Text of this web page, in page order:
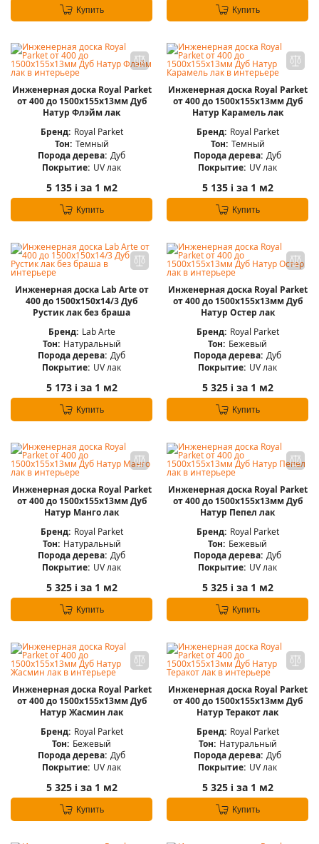
Купить Купить
Инженерная доска Royal Parket
от 400 до 1500х155х13мм Дуб
Натур Флэйм лак
Бренд: Royal Parket
Тон: Темный
Порода дерева: Дуб
Покрытие: UV лак
5 135 iза 1 м2
Купить
Инженерная доска Royal Parket
от 400 до 1500х155х13мм Дуб
Натур Карамель лак
Бренд: Royal Parket
Тон: Темный
Порода дерева: Дуб
Покрытие: UV лак
5 135 iза 1 м2
Купить
Инженерная доска Lab Arte от
400 до 1500х150х14/3 Дуб
Рустик лак без браша
Бренд: Lab Arte
Тон: Натуральный
Порода дерева: Дуб
Покрытие: UV лак
5 173 iза 1 м2
Купить
Инженерная доска Royal Parket
от 400 до 1500х155х13мм Дуб
Натур Остер лак
Бренд: Royal Parket
Тон: Бежевый
Порода дерева: Дуб
Покрытие: UV лак
5 325 iза 1 м2
Купить
Инженерная доска Royal Parket
от 400 до 1500х155х13мм Дуб
Натур Манго лак
Бренд: Royal Parket
Тон: Натуральный
Порода дерева: Дуб
Покрытие: UV лак
5 325 iза 1 м2
Купить
Инженерная доска Royal Parket
от 400 до 1500х155х13мм Дуб
Натур Пепел лак
Бренд: Royal Parket
Тон: Бежевый
Порода дерева: Дуб
Покрытие: UV лак
5 325 iза 1 м2
Купить
Инженерная доска Royal Parket
от 400 до 1500х155х13мм Дуб
Натур Жасмин лак
Бренд: Royal Parket
Тон: Бежевый
Порода дерева: Дуб
Покрытие: UV лак
5 325 iза 1 м2
Купить
Инженерная доска Royal Parket
от 400 до 1500х155х13мм Дуб
Натур Теракот лак
Бренд: Royal Parket
Тон: Натуральный
Порода дерева: Дуб
Покрытие: UV лак
5 325 iза 1 м2
Купить